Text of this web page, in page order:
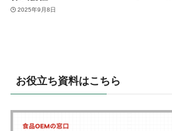
2025年9月8日
お役立ち資料はこちら